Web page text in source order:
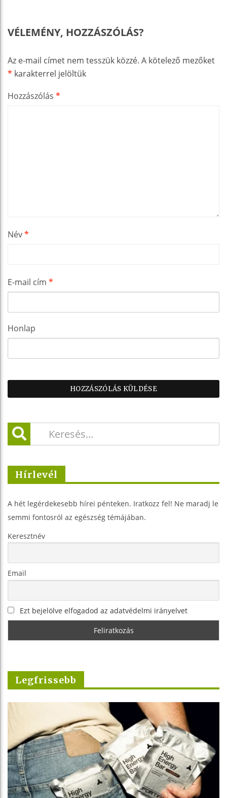
VÉLEMÉNY, HOZZÁSZÓLÁS?
Az e-mail címet nem tesszük közzé. A kötelező mezőket
* karakterrel jelöltük
Hozzászólás *
Név*
E-mail cím *
Honlap
Hírlevél
A hét legérdekesebb hírei pénteken. Iratkozz fel! Ne maradj le
semmi fontosról az egészség témájában.
Keresztnév
Email
Ezt bejelölve elfogadod az adatvédelmi irányelvet
Legfrissebb